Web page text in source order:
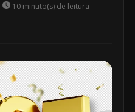
10 minuto(s) de leitura